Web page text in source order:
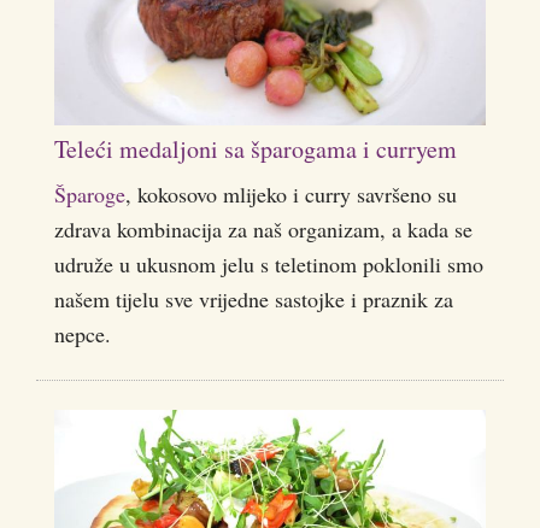
Teleći medaljoni sa šparogama i curryem
Šparoge, kokosovo mlijeko i curry savršeno su
zdrava kombinacija za naš organizam, a kada se
udruže u ukusnom jelu s teletinom poklonili smo
našem tijelu sve vrijedne sastojke i praznik za
nepce.